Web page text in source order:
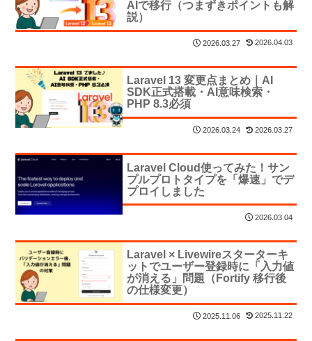
AIで移行（つまずきポイントも解
説）
2026.03.27 2026.04.03
Laravel 13 変更点まとめ｜AI
SDK正式搭載・AI意味検索・
PHP 8.3必須
2026.03.24 2026.03.27
Laravel Cloud使ってみた！サン
プルプロトタイプを「爆速」でデ
プロイしました
2026.03.04
Laravel × Livewireスターターキ
ットでユーザー登録時に「入力値
が消える」問題（Fortify 移行後
の仕様変更）
2025.11.06 2025.11.22